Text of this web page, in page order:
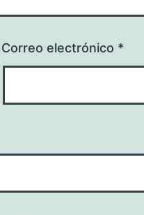
Correo electrónico *